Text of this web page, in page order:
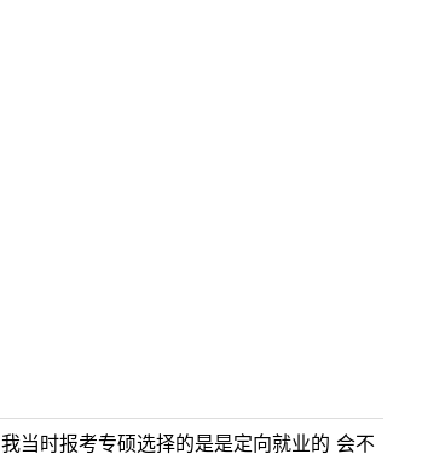
当时报考专硕选择的是是定向就业的 会不